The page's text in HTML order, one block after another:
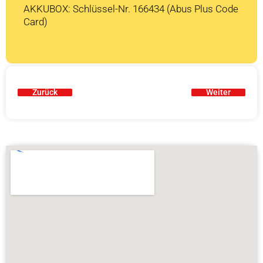
AKKUBOX: Schlüssel-Nr. 166434 (Abus Plus Code
Card)
Zurück Weiter